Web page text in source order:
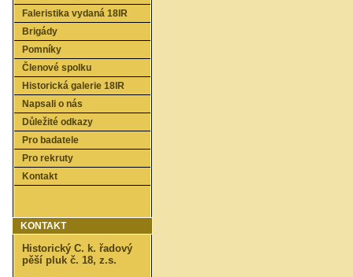
Faleristika vydaná 18IR
Brigády
Pomníky
Členové spolku
Historická galerie 18IR
Napsali o nás
Důležité odkazy
Pro badatele
Pro rekruty
Kontakt
KONTAKT
Historický C. k. řadový
pěší pluk č. 18, z.s.